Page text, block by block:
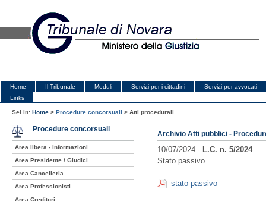
Home Il Tribunale Moduli Servizi per i cittadini
Servizi per avvocati
Links
Sei in: Home > Procedure concorsuali > Atti procedurali
Archivio Atti pubblici -
10/07/2024 - L.C. n. 5/2024
Stato passivo
stato passivo
Procedure concorsuali
Area libera - informazioni
Area Presidente / Giudici
Area Cancelleria
Area Professionisti
Area Creditori